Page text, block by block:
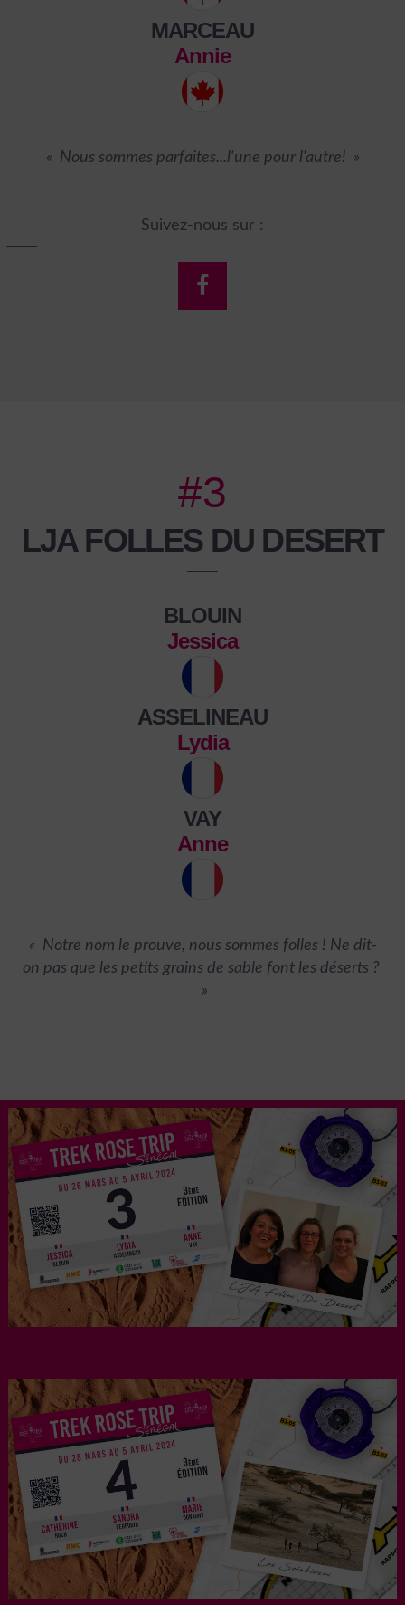
MARCEAU
Annie
« Nous sommes parfaites...l'une pour l'autre! »
Suivez-nous sur :
#3
LJA FOLLES DU DESERT
BLOUIN
Jessica
ASSELINEAU
Lydia
VAY
Anne
« Notre nom le prouve, nous sommes folles ! Ne dit-
on pas que les petits grains de sable font les déserts ? ​
»